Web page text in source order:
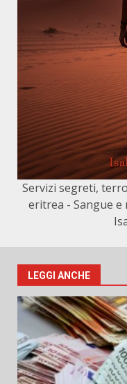
Servizi segreti,
eritrea - Sangue e
LEGGI ANCHE